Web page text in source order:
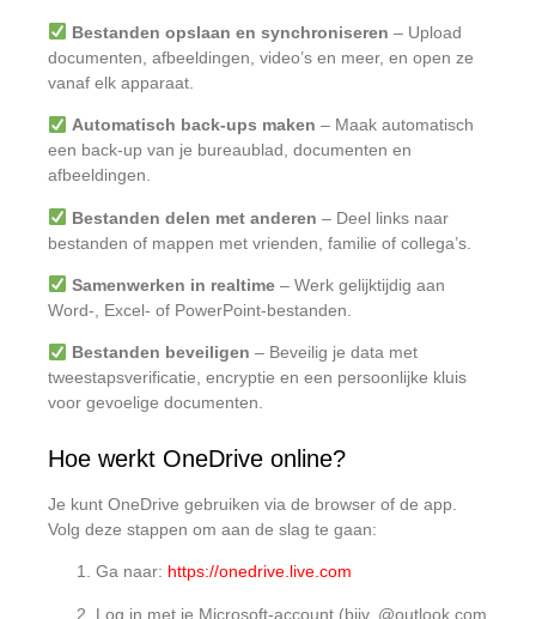
Bestanden opslaan en synchroniseren – Upload
documenten, afbeeldingen, video’s en meer, en open ze
vanaf elk apparaat.
Automatisch back-ups maken – Maak automatisch
een back-up van je bureaublad, documenten en
afbeeldingen.
Bestanden delen met anderen – Deel links naar
bestanden of mappen met vrienden, familie of collega’s.
Samenwerken in realtime– Werk gelijktijdig aan
Word-, Excel- of PowerPoint-bestanden.
Bestanden beveiligen – Beveilig je data met
tweestapsverificatie, encryptie en een persoonlijke kluis
voor gevoelige documenten.
Hoe werkt OneDrive online?
Je kunt OneDrive gebruiken via de browser of de app.
Volg deze stappen om aan de slag te gaan:
Ga naar: https://onedrive.live.com
Log in met je Microsoft-account (bijv. @outlook.com